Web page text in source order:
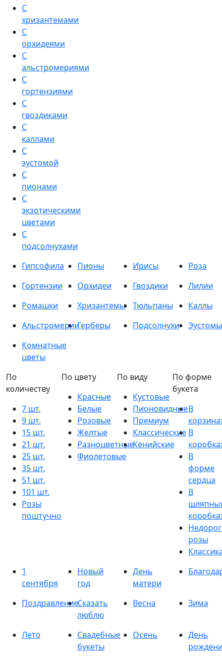
С
хризантемами
С
орхидеями
С
альстромериями
С
гортензиями
С
гвоздиками
С
каллами
С
эустомой
С
пионами
С
экзотическими
цветами
С
подсолнухами
Гипсофила
Пионы Ирисы
Роза
Гортензии
Орхидеи Гвоздики
Лилии
Ромашки
Хризантемы Тюльпаны
Каллы
АльстромерииГерберы Подсолнухи
Эустомы
Комнатные
цветы
По
количеству
7 шт.
9 шт.
15 шт.
21 шт.
25 шт.
35 шт.
51 шт.
101 шт.
Розы
поштучно
По цвету
Красные
Белые
Розовые
Желтые
Разноцветные
Фиолетовые
По виду
Кустовые
Пионовидные
Премиум
Классические
Кенийские
По форме
букета
В
В
В
форме
сердца
В
розы
1
сентября
Новый
год
День
матери
ПоздравлениеСказать
люблю
Весна Зима
Лето
Свадебные
букеты
Осень
День